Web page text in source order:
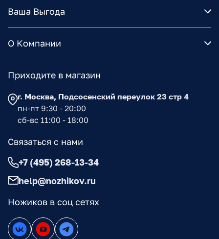
Ваша Выгода
О Компании
Ножиков в соц сетях
Приходите в магазин
г. Москва, Подсосенский переулок 23 стр 4
пн-пт 9:30 - 20:00
сб-вс 11:00 - 18:00
Связаться с нами
+7 (495) 268-13-34
help@nozhikov.ru